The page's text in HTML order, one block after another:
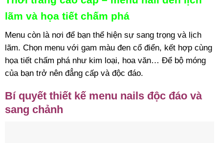
lãm và họa tiết chấm phá
Menu còn là nơi để bạn thể hiện sự sang trọng và lịch
lãm. Chọn menu với gam màu đen cổ điển, kết hợp cùng
họa tiết chấm phá như kim loại, hoa văn… Để bộ móng
của bạn trở nên đẳng cấp và độc đáo.
Bí quyết thiết kế menu nails độc đáo và
sang chảnh